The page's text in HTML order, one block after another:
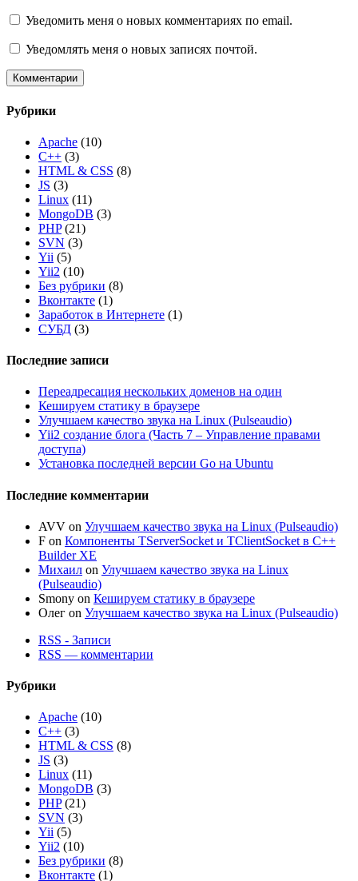
Уведомить меня о новых комментариях по email.
Уведомлять меня о новых записях почтой.
Рубрики
Apache (10)
C++ (3)
HTML & CSS (8)
JS (3)
Linux (11)
MongoDB (3)
PHP(21)
SVN (3)
Yii (5)
Yii2 (10)
Без рубрики (8)
Вконтакте (1)
Заработок в Интернете (1)
СУБД (3)
Последние записи
Переадресация нескольких доменов на один
Кешируем статику в браузере
Улучшаем качество звука на Linux (Pulseaudio)
Yii2 создание блога (Часть 7 – Управление правами
доступа)
Установка последней версии Go на Ubuntu
Последние комментарии
AVV on Улучшаем качество звука на Linux (Pulseaudio)
F on Компоненты TServerSocket и TClientSocket в C++
Builder XE
Михаил on Улучшаем качество звука на Linux
(Pulseaudio)
Smony on Кешируем статику в браузере
Олег on Улучшаем качество звука на Linux (Pulseaudio)
RSS - Записи
RSS — комментарии
Рубрики
Apache (10)
C++ (3)
HTML & CSS (8)
JS (3)
Linux (11)
MongoDB (3)
PHP(21)
SVN (3)
Yii (5)
Yii2 (10)
Без рубрики (8)
Вконтакте (1)